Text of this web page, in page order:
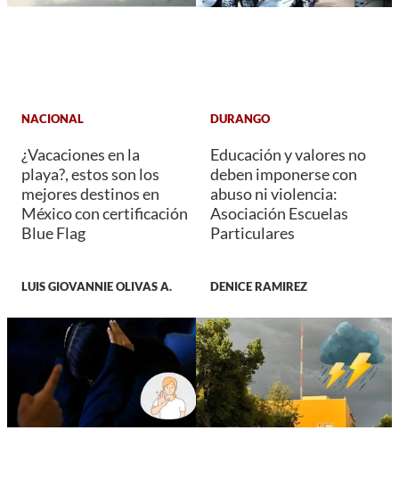
NACIONAL
¿Vacaciones en la
playa?, estos son los
mejores destinos en
México con certificación
Blue Flag
LUIS GIOVANNIE OLIVAS A.
DURANGO
Educación y valores no
deben imponerse con
abuso ni violencia:
Asociación Escuelas
Particulares
DENICE RAMIREZ